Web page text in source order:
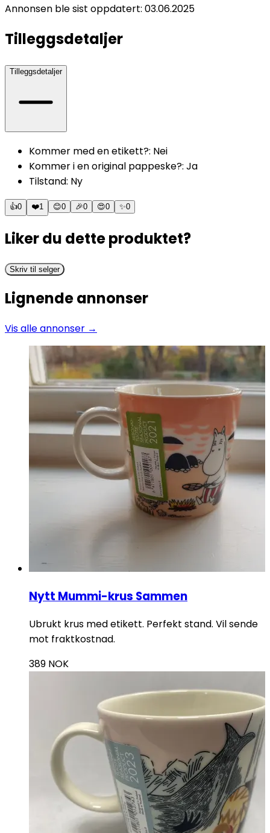
Annonsen ble sist oppdatert: 03.06.2025
Tilleggsdetaljer
Tilleggsdetaljer
Kommer med en etikett?: Nei
Kommer i en original pappeske?: Ja
Tilstand: Ny
👍0 ❤️1 😊0 🎉0 😍0 ✨0
Liker du dette produktet?
Skriv til selger
Lignende annonser
Vis alle annonser →
Nytt Mummi-krus Sammen
Ubrukt krus med etikett. Perfekt stand. Vil sende
mot fraktkostnad.
389 NOK